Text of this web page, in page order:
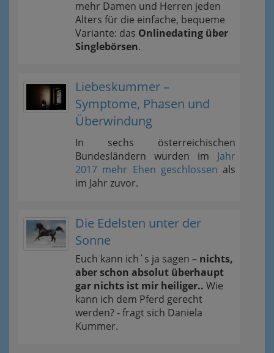
mehr Damen und Herren jeden
Alters für die einfache, bequeme
Variante: das Onlinedating über
Singlebörsen.
Liebeskummer –
Symptome, Phasen und
Überwindung
In sechs österreichischen
Bundesländern wurden im Jahr
2017 mehr Ehen geschlossen als
im Jahr zuvor.
Die Edelsten unter der
Sonne
Euch kann ich´s ja sagen – nichts,
aber schon absolut überhaupt
gar nichts ist mir heiliger.. Wie
kann ich dem Pferd gerecht
werden? - fragt sich Daniela
Kummer.